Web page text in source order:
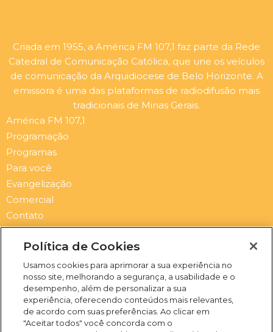
Criada em 1955, a América FM 107,1 faz parte da Rede
Catedral de Comunicação Católica, que une os veículos
de comunicação da Arquidiocese de Belo Horizonte. A
emissora é uma das plataformas de radiodifusão mais
tradicionais de Minas Gerais.
América FM 107,1
Programação
Programas
Para você
Evangelização
Comercial
Contato
Newsletter
Email Submit
F
a
c
e
Y
o
u
t
S
p
o
t
Política de Cookies
Usamos cookies para aprimorar a sua experiência no
nosso site, melhorando a segurança, a usabilidade e o
desempenho, além de personalizar a sua
experiência, oferecendo conteúdos mais relevantes,
de acordo com suas preferências. Ao clicar em
"Aceitar todos" você concorda com o